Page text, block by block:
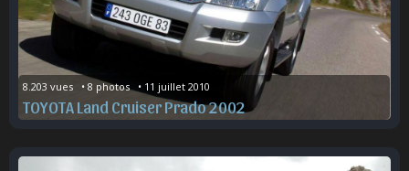
8.203 vues   • 8 photos   • 11 juillet 2010
TOYOTA Land Cruiser Prado 2002